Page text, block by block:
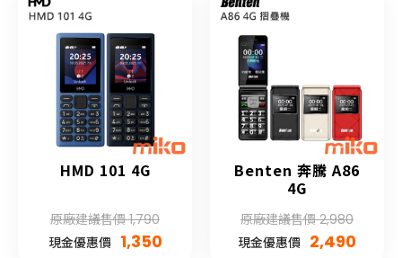
HMD 101 4G
原廠建議售價 1,790
現金優惠價 1,350
Benten 奔騰 A86
4G
原廠建議售價 2,980
現金優惠價 2,490